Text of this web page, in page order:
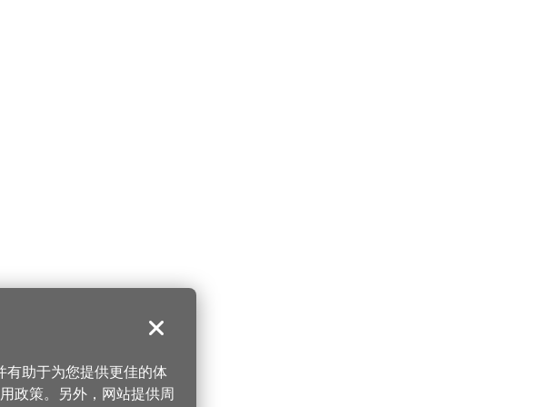
关闭
助于为您提供更佳的体
政策。另外，网站提供周